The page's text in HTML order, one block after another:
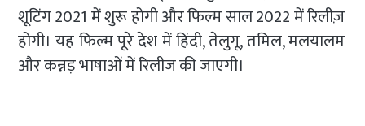
शूटिंग 2021 में शुरू होगी और फिल्म साल 2022 में रिलीज़
होगी। यह फिल्म पूरे देश में हिंदी, तेलुगू, तमिल, मलयालम
और कन्नड़ भाषाओं में रिलीज की जाएगी।